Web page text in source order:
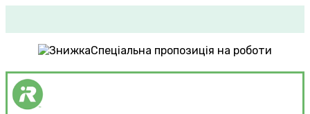
Спеціальна пропозиція на роботи